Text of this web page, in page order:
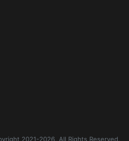
2021-2026, All Rights Reserved.